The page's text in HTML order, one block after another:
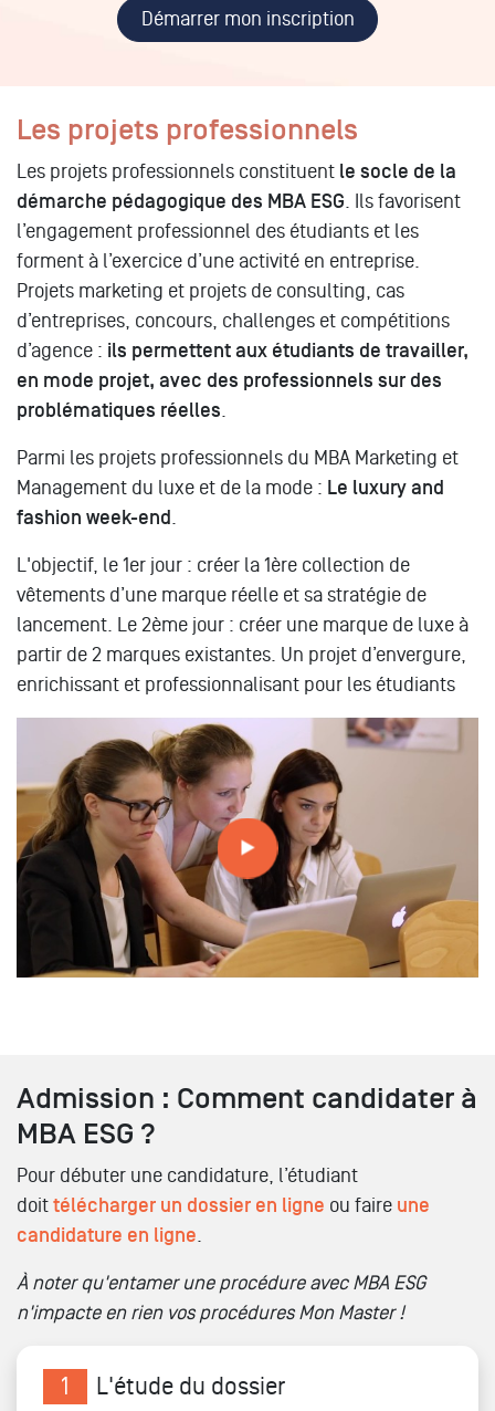
Démarrer mon inscription
Les projets professionnels
Les projets professionnels constituent le socle de la
démarche pédagogique des MBA ESG. Ils favorisent
l’engagement professionnel des étudiants et les
forment à l’exercice d’une activité en entreprise.
Projets marketing et projets de consulting, cas
d’entreprises, concours, challenges et compétitions
d’agence : ils permettent aux étudiants de travailler,
en mode projet, avec des professionnels sur des
problématiques réelles.
Parmi les projets professionnels du MBA Marketing et
Management du luxe et de la mode : Le luxury and
fashion week-end.
L'objectif, le 1er jour : créer la 1ère collection de
vêtements d’une marque réelle et sa stratégie de
lancement. Le 2ème jour : créer une marque de luxe à
partir de 2 marques existantes. Un projet d’envergure,
enrichissant et professionnalisant pour les étudiants
Projet professionnel Fashion and Luxury week-end – MBA
Admission : Comment candidater à
MBA ESG ?
Pour débuter une candidature, l’étudiant
doit télécharger un dossier en ligne ou faire une
candidature en ligne.
À noter qu'entamer une procédure avec MBA ESG
n'impacte en rien vos procédures Mon Master !
1 L'étude du dossier